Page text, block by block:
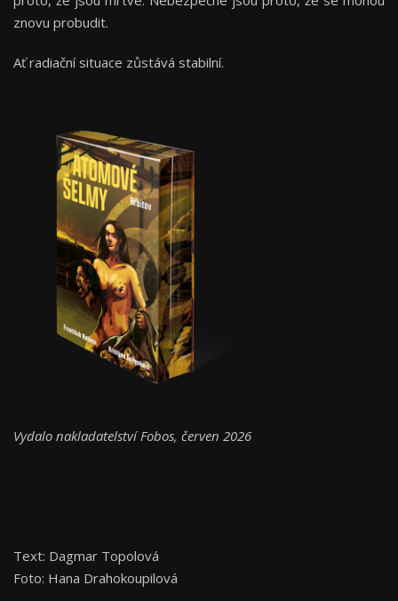
znovu probudit.
Ať radiační situace zůstává stabilní.
Vydalo nakladatelství Fobos, červen 2026
Text: Dagmar Topolová
Foto: Hana Drahokoupilová